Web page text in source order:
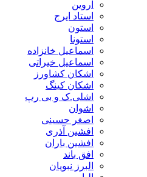
اروین
استاد ایرج
استون
استونا
اسماعیل خانزاده
اسماعیل خیراتی
اشکان کشاورز
اشکان کینگ
اشلی.ک و بی رپ
اشوان
اصغر حسینی
افشین آذری
افشین باران
افق باند
البرز نبویان